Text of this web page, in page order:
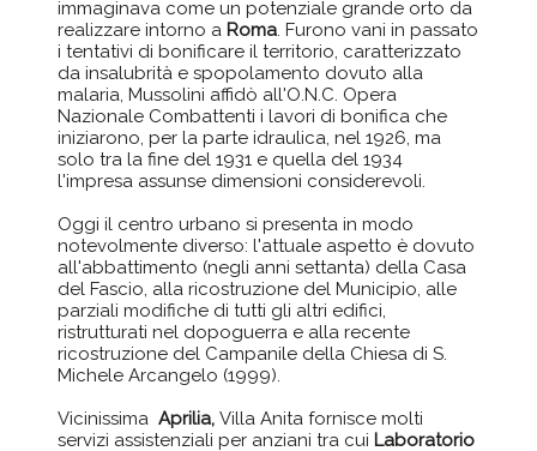
immaginava come un potenziale grande orto da
realizzare intorno a Roma. Furono vani in passato
i tentativi di bonificare il territorio, caratterizzato
da insalubrità e spopolamento dovuto alla
malaria, Mussolini affidò all'O.N.C. Opera
Nazionale Combattenti i lavori di bonifica che
iniziarono, per la parte idraulica, nel 1926, ma
solo tra la fine del 1931 e quella del 1934
l'impresa assunse dimensioni considerevoli.
Oggi il centro urbano si presenta in modo
notevolmente diverso: l'attuale aspetto è dovuto
all'abbattimento (negli anni settanta) della Casa
del Fascio, alla ricostruzione del Municipio, alle
parziali modifiche di tutti gli altri edifici,
ristrutturati nel dopoguerra e alla recente
ricostruzione del Campanile della Chiesa di S.
Michele Arcangelo (1999).
VicinissimaAprilia, Villa Anita fornisce molti
servizi assistenziali per anziani tra cui Laboratorio